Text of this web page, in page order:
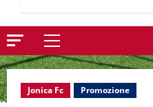
Menu
principale
Jonica Fc Promozione